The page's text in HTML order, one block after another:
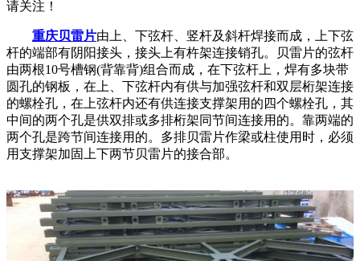
请关注！
重庆贝雷片由上、下弦杆、竖杆及斜杆焊接而成，上下弦
杆的端部有阴阳接头，接头上有杵架连接销孔。贝雷片的弦杆
由两根10号槽钢(背靠背)组合而成，在下弦杆上，焊有多块带
圆孔的钢板，在上、下弦杆内有供与加强弦杆和双层桁架连接
的螺栓孔，在上弦杆内还有供连接支撑架用的四个螺栓孔，其
中间的两个孔是供双排或多排桁架同节间连接用的。靠两端的
两个孔是跨节间连接用的。多排贝雷片作梁或柱使用时，必须
用支撑架加固上下两节贝雷片的接合部。